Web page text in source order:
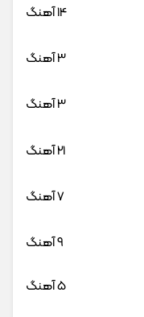
14 آهنگ
3 آهنگ
3 آهنگ
21 آهنگ
7 آهنگ
9 آهنگ
5 آهنگ